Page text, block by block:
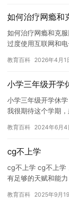
如何治疗网瘾和
如何治疗网瘾和克
过度使用互联网和
个人…
教育百科 2026年4月1
小学三年级开学
小学三年级开学休
我很期待这个学期
了…
教育百科 2024年6月4
cg不上学
cg不上学 cg不上学
有足够的天赋和能
教育百科 2025年9月